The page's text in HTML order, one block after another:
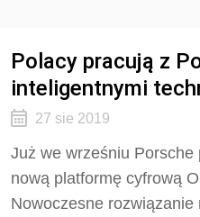
Polacy pracują z
inteligentnymi
27 sie 2019
Już we wrześniu
nową platformę cyfrową
Nowoczesne rozwiązanie